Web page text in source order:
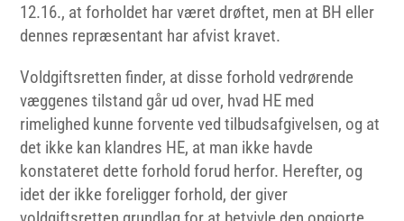
12.16., at forholdet har været drøftet, men at BH eller
dennes repræsentant har afvist kravet.
Voldgiftsretten finder, at disse forhold vedrørende
væggenes tilstand går ud over, hvad HE med
rimelighed kunne forvente ved tilbudsafgivelsen, og at
det ikke kan klandres HE, at man ikke havde
konstateret dette forhold forud herfor. Herefter, og
idet der ikke foreligger forhold, der giver